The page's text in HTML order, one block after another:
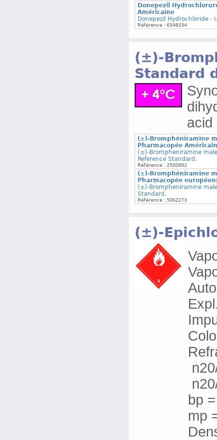
Donepezil
Américaine
Donepezil Hydrochloride -
Référence : 6548334
(±)-
Standard
acid
(±)-Bromphéniramine
Pharmacopée
(±)-Brompheniramine
Reference Standard.
Référence : 2500892
(±)-Bromphéniramine
Pharmacopée
(±)-Brompheniramine
Standard.
Référence : 5062273
(±)-
bp
mp